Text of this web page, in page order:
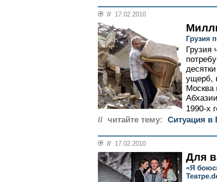
// 17.02.2010
Грузия
Грузия
ущерб,
Москва
1990-х
// читайте тему:
Ситуация в
// 17.02.2010
Для
«Я